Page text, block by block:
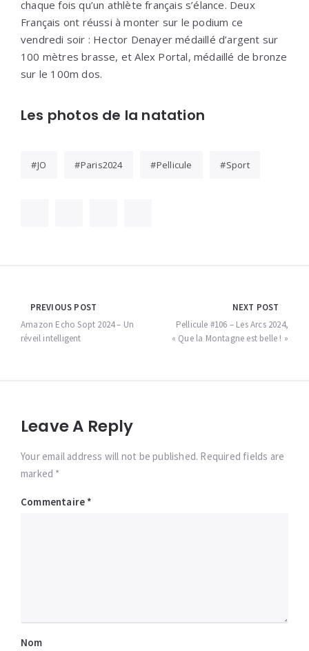
chaque fois qu’un athlète français s’élance. Deux
Français ont réussi à monter sur le podium ce
vendredi soir : Hector Denayer médaillé d’argent sur
100 mètres brasse, et Alex Portal, médaillé de bronze
sur le 100m dos.
Les photos de la natation
JO Paris2024 Pellicule Sport
Navigation
de
l’article
PREVIOUS POST
Amazon Echo Sopt 2024 – Un
réveil intelligent
NEXT POST
Pellicule #106 – Les Arcs 2024,
« Que la Montagne est belle ! »
Leave A Reply
Your email address will not be published. Required fields are
marked *
Commentaire *
Nom